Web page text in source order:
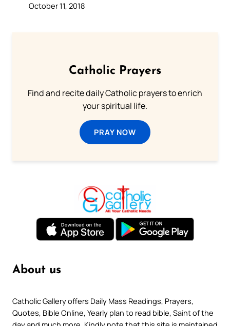
October 11, 2018
Catholic Prayers
Find and recite daily Catholic prayers to enrich
your spiritual life.
PRAY NOW
About us
Catholic Gallery offers Daily Mass Readings, Prayers,
Quotes, Bible Online, Yearly plan to read bible, Saint of the